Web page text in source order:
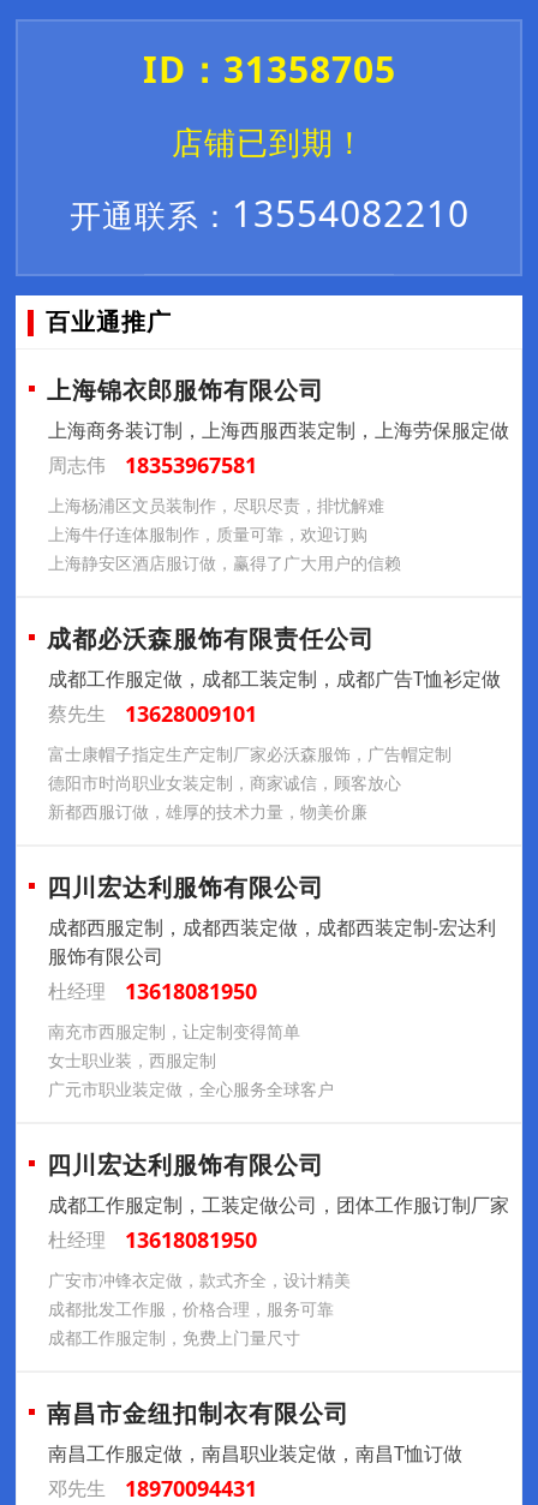
ID：31358705
店铺已到期！
开通联系： 13554082210
百业通推广
上海锦衣郎服饰有限公司
上海商务装订制，上海西服西装定制，上海劳保服定做
周志伟
18353967581
上海杨浦区文员装制作，尽职尽责，排忧解难
上海牛仔连体服制作，质量可靠，欢迎订购
上海静安区酒店服订做，赢得了广大用户的信赖
成都必沃森服饰有限责任公司
成都工作服定做，成都工装定制，成都广告T恤衫定做
蔡先生
13628009101
富士康帽子指定生产定制厂家必沃森服饰，广告帽定制
德阳市时尚职业女装定制，商家诚信，顾客放心
新都西服订做，雄厚的技术力量，物美价廉
四川宏达利服饰有限公司
成都西服定制，成都西装定做，成都西装定制-宏达利
服饰有限公司
杜经理
13618081950
南充市西服定制，让定制变得简单
女士职业装，西服定制
广元市职业装定做，全心服务全球客户
四川宏达利服饰有限公司
成都工作服定制，工装定做公司，团体工作服订制厂家
杜经理
13618081950
广安市冲锋衣定做，款式齐全，设计精美
成都批发工作服，价格合理，服务可靠
成都工作服定制，免费上门量尺寸
南昌市金纽扣制衣有限公司
南昌工作服定做，南昌职业装定做，南昌T恤订做
邓先生
18970094431